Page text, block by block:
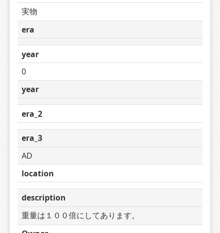
実物
era
year
0
year
era_2
era_3
AD
location
description
重量は１００倍にしてあります。